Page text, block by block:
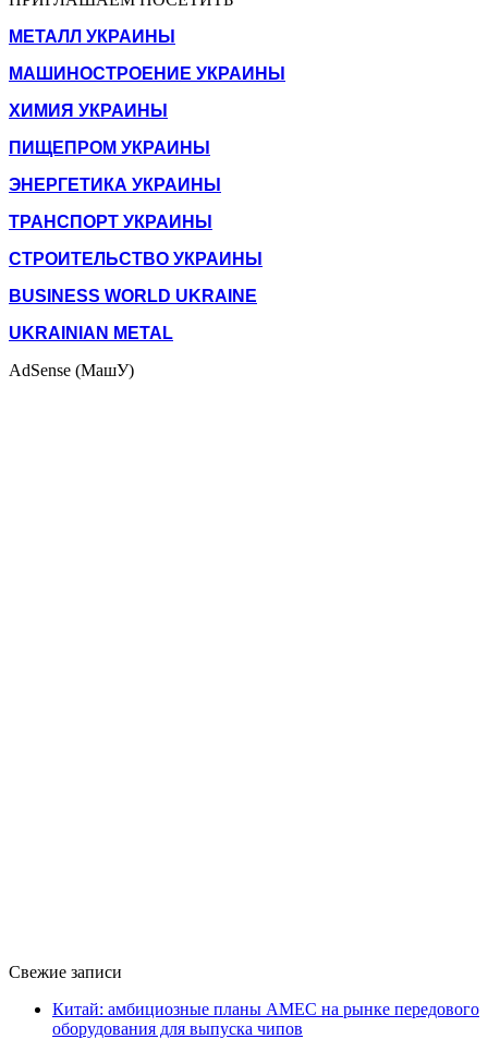
МЕТАЛЛ УКРАИНЫ
МАШИНОСТРОЕНИЕ УКРАИНЫ
ХИМИЯ УКРАИНЫ
ПИЩЕПРОМ УКРАИНЫ
ЭНЕРГЕТИКА УКРАИНЫ
ТРАНСПОРТ УКРАИНЫ
СТРОИТЕЛЬСТВО УКРАИНЫ
BUSINESS WORLD UKRAINE
UKRAINIAN METAL
AdSense (МашУ)
Свежие записи
Китай: амбициозные планы AMEC на рынке передового
оборудования для выпуска чипов